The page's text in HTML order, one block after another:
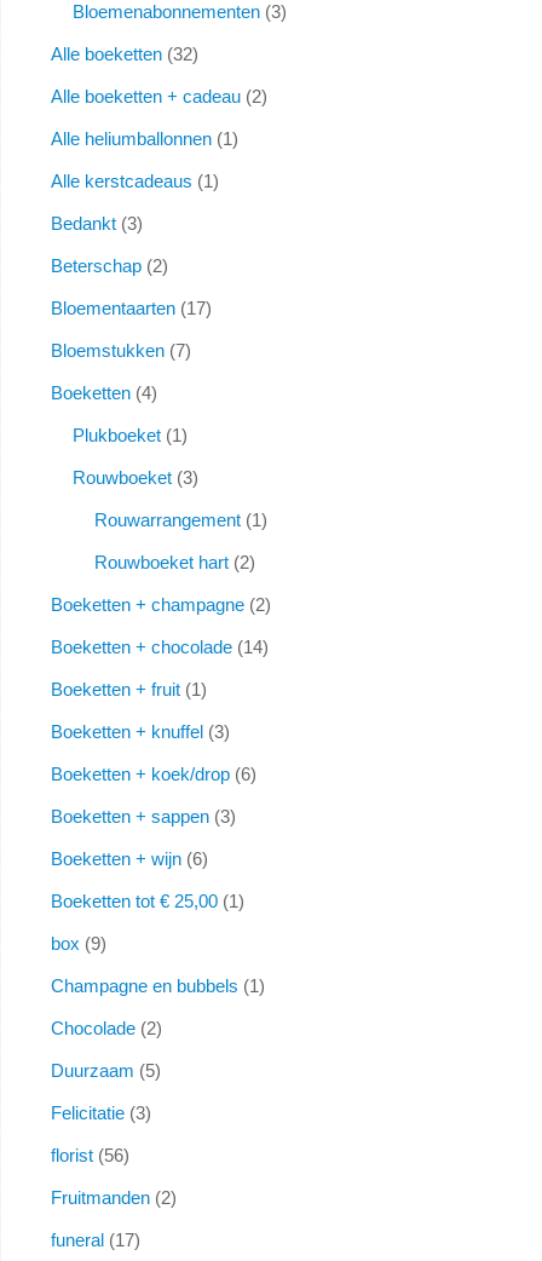
Bloemenabonnementen 3
Alle boeketten 32
Alle boeketten + cadeau 2
Alle heliumballonnen 1
Alle kerstcadeaus 1
Bedankt 3
Beterschap 2
Bloementaarten 17
Bloemstukken 7
Boeketten 4
Plukboeket 1
Rouwboeket 3
Rouwarrangement 1
Rouwboeket hart 2
Boeketten + champagne 2
Boeketten + chocolade 14
Boeketten + fruit 1
Boeketten + knuffel 3
Boeketten + koek/drop 6
Boeketten + sappen 3
Boeketten + wijn 6
Boeketten tot € 25,00 1
box 9
Champagne en bubbels 1
Chocolade 2
Duurzaam 5
Felicitatie 3
florist 56
Fruitmanden 2
funeral 17